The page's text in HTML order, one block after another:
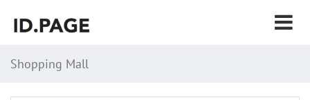
Shopping Mall